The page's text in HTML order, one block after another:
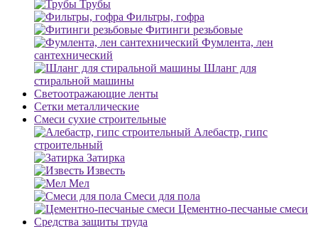
Трубы
Фильтры, гофра
Фитинги резьбовые
Фумлента, лен
сантехнический
Шланг для
стиральной машины
Светоотражающие ленты
Сетки металлические
Смеси сухие строительные
Алебастр, гипс
строительный
Затирка
Известь
Мел
Смеси для пола
Цементно-песчаные смеси
Средства защиты труда